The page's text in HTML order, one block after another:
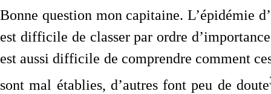
Bonne question mon capitaine. L’épidémie
est difficile de classer par ordre
est aussi difficile de comprendre comment
sont mal établies, d’autres font peu de doute